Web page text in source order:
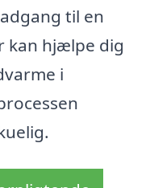
til en
kan hjælpe dig
i